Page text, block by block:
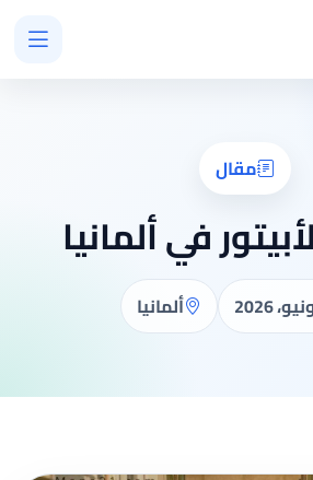
مقال
في ألمانيا
ألمانيا